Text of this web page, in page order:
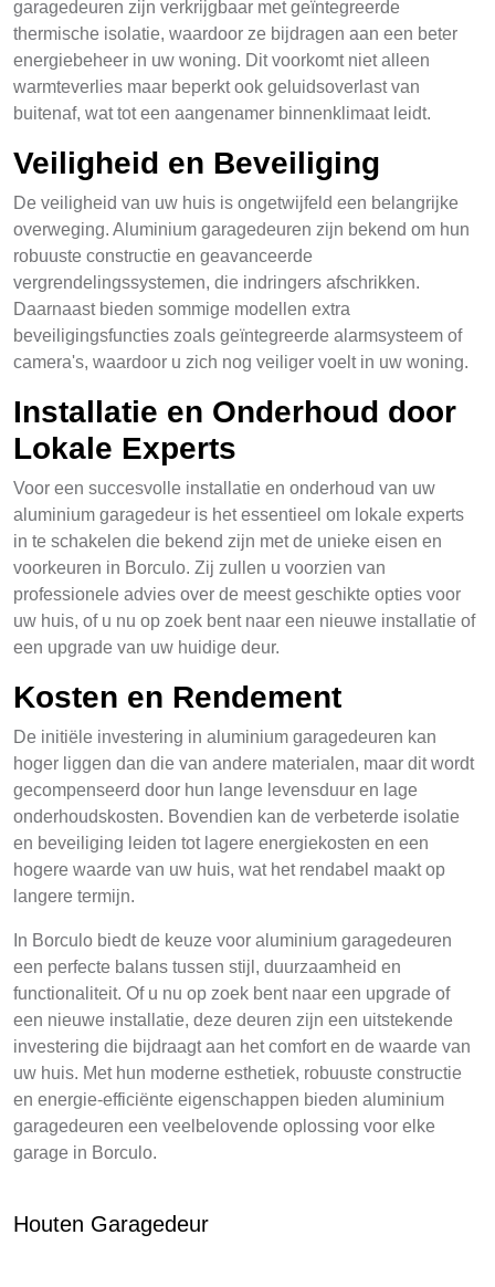
garagedeuren zijn verkrijgbaar met geïntegreerde
thermische isolatie, waardoor ze bijdragen aan een beter
energiebeheer in uw woning. Dit voorkomt niet alleen
warmteverlies maar beperkt ook geluidsoverlast van
buitenaf, wat tot een aangenamer binnenklimaat leidt.
Veiligheid en Beveiliging
De veiligheid van uw huis is ongetwijfeld een belangrijke
overweging. Aluminium garagedeuren zijn bekend om hun
robuuste constructie en geavanceerde
vergrendelingssystemen, die indringers afschrikken.
Daarnaast bieden sommige modellen extra
beveiligingsfuncties zoals geïntegreerde alarmsysteem of
camera's, waardoor u zich nog veiliger voelt in uw woning.
Installatie en Onderhoud door
Lokale Experts
Voor een succesvolle installatie en onderhoud van uw
aluminium garagedeur is het essentieel om lokale experts
in te schakelen die bekend zijn met de unieke eisen en
voorkeuren in Borculo. Zij zullen u voorzien van
professionele advies over de meest geschikte opties voor
uw huis, of u nu op zoek bent naar een nieuwe installatie of
een upgrade van uw huidige deur.
Kosten en Rendement
De initiële investering in aluminium garagedeuren kan
hoger liggen dan die van andere materialen, maar dit wordt
gecompenseerd door hun lange levensduur en lage
onderhoudskosten. Bovendien kan de verbeterde isolatie
en beveiliging leiden tot lagere energiekosten en een
hogere waarde van uw huis, wat het rendabel maakt op
langere termijn.
In Borculo biedt de keuze voor aluminium garagedeuren
een perfecte balans tussen stijl, duurzaamheid en
functionaliteit. Of u nu op zoek bent naar een upgrade of
een nieuwe installatie, deze deuren zijn een uitstekende
investering die bijdraagt aan het comfort en de waarde van
uw huis. Met hun moderne esthetiek, robuuste constructie
en energie-efficiënte eigenschappen bieden aluminium
garagedeuren een veelbelovende oplossing voor elke
garage in Borculo.
Houten Garagedeur